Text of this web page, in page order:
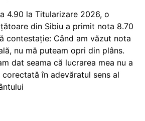
4.90 la Titularizare 2026, o
din Sibiu a primit nota 8.70
contestație: Când am văzut nota
nu mă puteam opri din plâns.
dat seama că lucrarea mea nu a
în adevăratul sens al